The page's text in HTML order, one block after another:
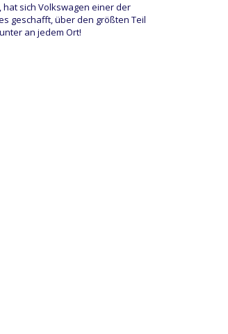
sich Volkswagen einer der
geschafft, über den größten Teil
an jedem Ort!